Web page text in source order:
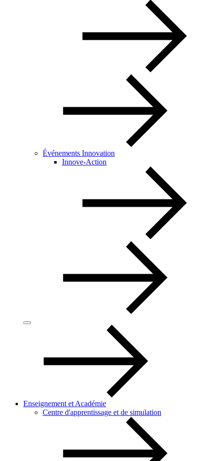
Événements Innovation
Innove-Action
Enseignement et Académie
Centre d'apprentissage et de simulation